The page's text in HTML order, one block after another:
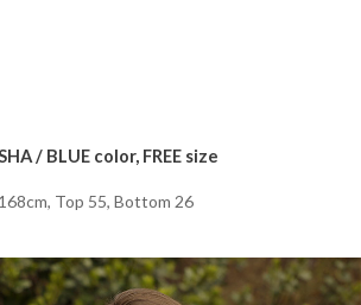
/ BLUE color, FREE size
168cm, Top 55, Bottom 26